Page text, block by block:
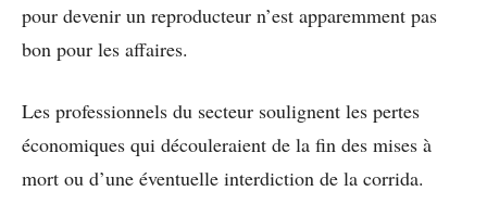
pour devenir un reproducteur n’est apparemment pas
bon pour les affaires.
Les professionnels du secteur soulignent les pertes
économiques qui découleraient de la fin des mises à
mort ou d’une éventuelle interdiction de la corrida.